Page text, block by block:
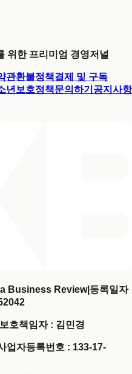
위한 프리미엄 경영저널
관환불정책결제 및 구독
년보호정책문의하기 공지사항
Business Review| 등록일자
호책임자 : 김민경
업자등록번호 : 133-17-